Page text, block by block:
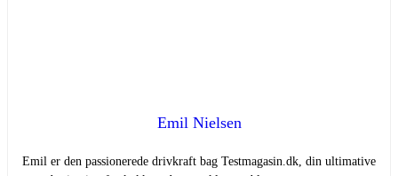
Emil Nielsen
Emil er den passionerede drivkraft bag Testmagasin.dk, din ultimative